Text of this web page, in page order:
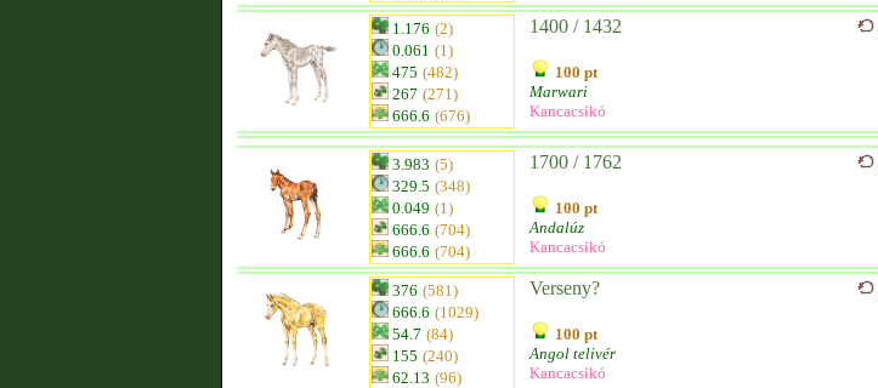
1.176 (2)
0.061 (1)
475 (482)
267 (271)
666.6 (676)
1400 / 1432
100 pt
Marwari
Kancacsikó
3.983 (5)
329.5 (348)
0.049 (1)
666.6 (704)
666.6 (704)
1700 / 1762
100 pt
Andalúz
Kancacsikó
376 (581)
666.6 (1029)
54.7 (84)
155 (240)
62.13 (96)
Verseny?
100 pt
Angol telivér
Kancacsikó